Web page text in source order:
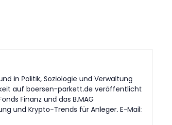
in Politik, Soziologie und Verwaltung
auf boersen-parkett.de veröffentlicht
Finanz und das B.MAG
und Krypto-Trends für Anleger. E-Mail: